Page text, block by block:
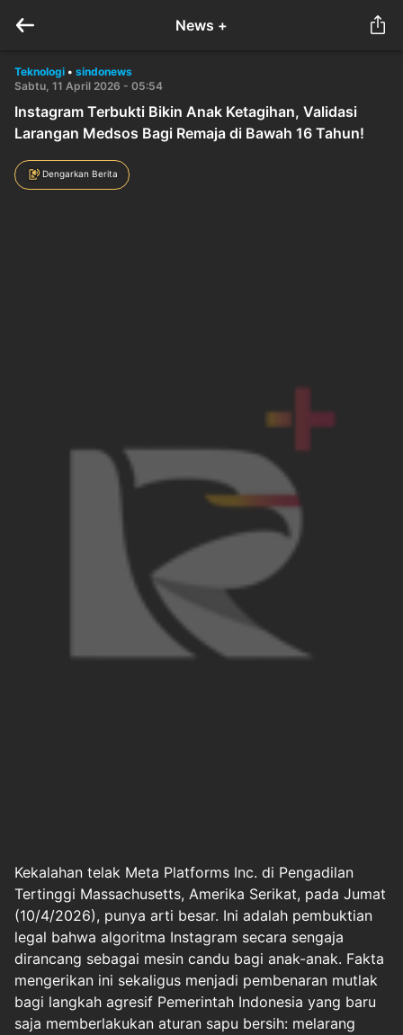
News +
Teknologi • sindonews
Sabtu, 11 April 2026 - 05:54
Instagram Terbukti Bikin Anak Ketagihan, Validasi
Larangan Medsos Bagi Remaja di Bawah 16 Tahun!
Dengarkan Berita
Kekalahan telak Meta Platforms Inc. di Pengadilan
Tertinggi Massachusetts, Amerika Serikat, pada Jumat
(10/4/2026), punya arti besar. Ini adalah pembuktian
legal bahwa algoritma Instagram secara sengaja
dirancang sebagai mesin candu bagi anak-anak. Fakta
mengerikan ini sekaligus menjadi pembenaran mutlak
bagi langkah agresif Pemerintah Indonesia yang baru
saja memberlakukan aturan sapu bersih: melarang